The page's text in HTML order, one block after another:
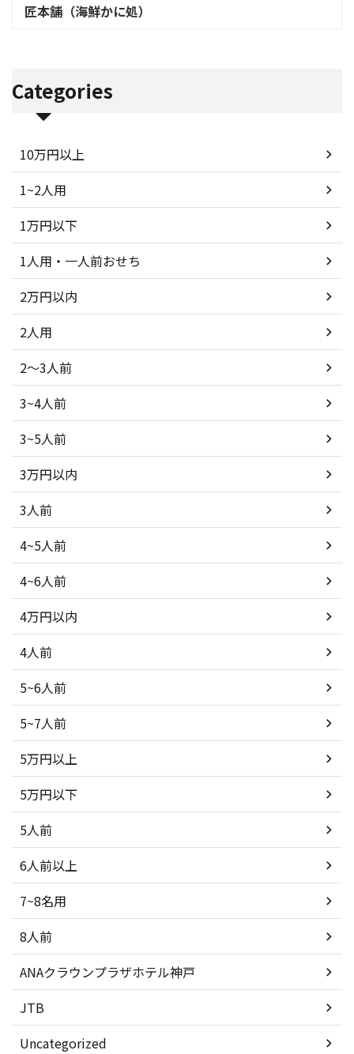
匠本舗（海鮮かに処）
Categories
10万円以上
1~2人用
1万円以下
1人用・一人前おせち
2万円以内
2人用
2～3人前
3~4人前
3~5人前
3万円以内
3人前
4~5人前
4~6人前
4万円以内
4人前
5~6人前
5~7人前
5万円以上
5万円以下
5人前
6人前以上
7~8名用
8人前
ANAクラウンプラザホテル神戸
JTB
Uncategorized